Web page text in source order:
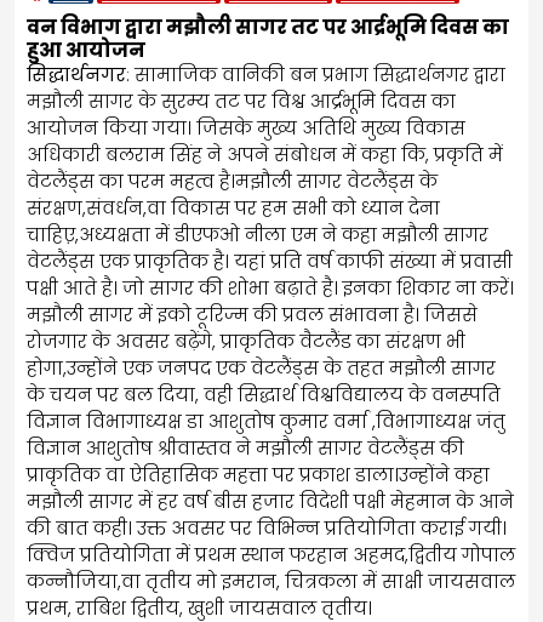
वन विभाग द्वारा मझौली सागर तट पर आर्द्रभूमि दिवस का
हुआ आयोजन
सिद्धार्थनगर: सामाजिक वानिकी बन प्रभाग सिद्धार्थनगर द्वारा
मझौली सागर के सुरम्य तट पर विश्व आर्द्रभूमि दिवस का
आयोजन किया गया। जिसके मुख्य अतिथि मुख्य विकास
अधिकारी बलराम सिंह ने अपने संबोधन में कहा कि, प्रकृति में
वेटलैंड्स का परम महत्व है।मझौली सागर वेटलैंड्स के
संरक्षण,संवर्धन,वा विकास पर हम सभी को ध्यान देना
चाहिए़,अध्यक्षता में डीएफओ नीला एम ने कहा मझौली सागर
वेटलैंड्स एक प्राकृतिक है। यहां प्रति वर्ष काफी संख्या में प्रवासी
पक्षी आते है। जो सागर की शोभा बढ़ाते है। इनका शिकार ना करें।
मझौली सागर में इको टूरिज्म की प्रवल संभावना है। जिससे
रोजगार के अवसर बढ़ेंगे, प्राकृतिक वैटलैंड का संरक्षण भी
होगा,उन्होंने एक जनपद एक वेटलैंड्स के तहत मझौली सागर
के चयन पर बल दिया, वही सिद्धार्थ विश्वविद्यालय के वनस्पति
विज्ञान विभागाध्यक्ष डा आशुतोष कुमार वर्मा ,विभागाध्यक्ष जंतु
विज्ञान आशुतोष श्रीवास्तव ने मझौली सागर वेटलैंड्स की
प्राकृतिक वा ऐतिहासिक महत्ता पर प्रकाश डाला।उन्होंने कहा
मझौली सागर में हर वर्ष बीस हजार विदेशी पक्षी मेहमान के आने
की बात कही। उक्त अवसर पर विभिन्न प्रतियोगिता कराई गयी।
क्विज प्रतियोगिता में प्रथम स्थान फरहान अहमद,द्वितीय गोपाल
कन्नौजिया,वा तृतीय मो इमरान, चित्रकला में साक्षी जायसवाल
प्रथम, राबिश द्वितीय, खुशी जायसवाल तृतीय।